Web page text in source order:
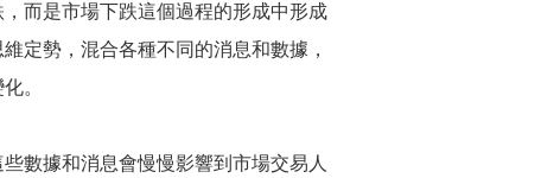
而是市場下跌這個過程的形成中形成
定勢，混合各種不同的消息和數據，
。
數據和消息會慢慢影響到市場交易人